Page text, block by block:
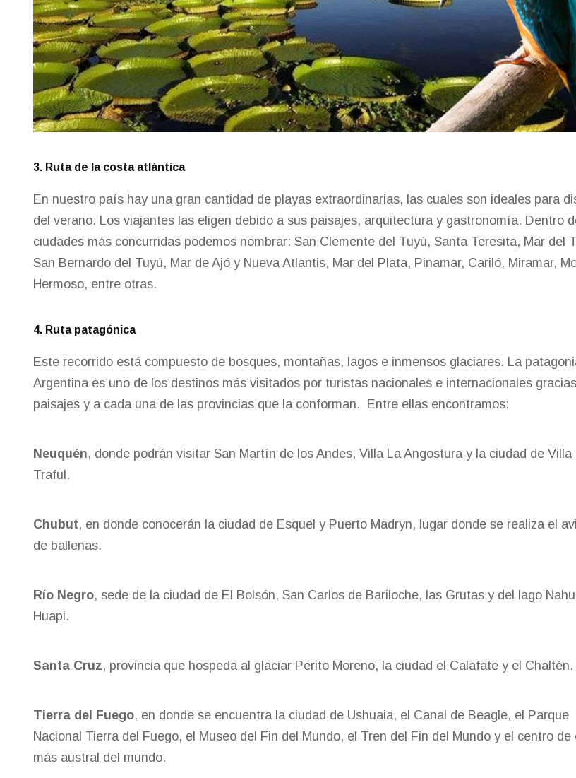
3. Ruta de la costa atlántica
En nuestro país hay una gran cantidad de playas extraordinarias, las cuales son ideales para
del verano. Los viajantes las eligen debido a sus paisajes, arquitectura y gastronomía. Dentro
ciudades más concurridas podemos nombrar: San Clemente del Tuyú, Santa Teresita, Mar del
San Bernardo del Tuyú, Mar de Ajó y Nueva Atlantis, Mar del Plata, Pinamar, Cariló, Miramar,
Hermoso, entre otras.
4. Ruta patagónica
Este recorrido está compuesto de bosques, montañas, lagos e inmensos glaciares. La
Argentina es uno de los destinos más visitados por turistas nacionales e internacionales
paisajes y a cada una de las provincias que la conforman. Entre ellas encontramos:
Neuquén, donde podrán visitar San Martín de los Andes, Villa La Angostura y la ciudad de Villa
Traful.
Chubut, en donde conocerán la ciudad de Esquel y Puerto Madryn, lugar donde se realiza el
de ballenas.
Río Negro, sede de la ciudad de El Bolsón, San Carlos de Bariloche, las Grutas y del lago
Huapi.
Santa Cruz, provincia que hospeda al glaciar Perito Moreno, la ciudad el Calafate y el Chaltén.
Tierra del Fuego, en donde se encuentra la ciudad de Ushuaia, el Canal de Beagle, el Parque
Nacional Tierra del Fuego, el Museo del Fin del Mundo, el Tren del Fin del Mundo y el centro de
más austral del mundo.